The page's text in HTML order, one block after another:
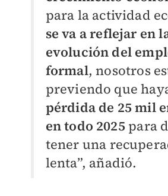
para la actividad
se va a reflejar en
evolución del
formal, nosotros
previendo que
pérdida de 25 mil
en todo 2025para
tener una
lenta”, añadió.